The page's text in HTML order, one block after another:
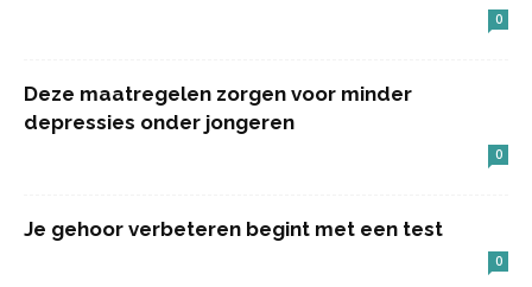
0
Deze maatregelen zorgen voor minder
depressies onder jongeren
0
Je gehoor verbeteren begint met een test
0